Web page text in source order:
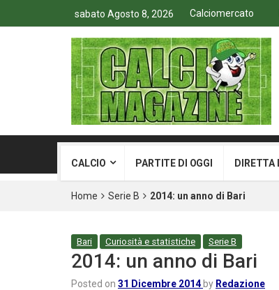
sabato Agosto 8, 2026 Calciomercato
CALCIO PARTITE DI OGGI DIRETTA
Home Serie B 2014: un anno di Bari
Bari Curiosità e statistiche Serie B
2014: un anno di Bari
Posted on 31 Dicembre 2014 by Redazione